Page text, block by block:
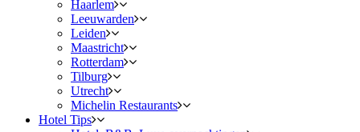
Haarlem
Leeuwarden
Leiden
Maastricht
Rotterdam
Tilburg
Utrecht
Michelin Restaurants
Hotel Tips